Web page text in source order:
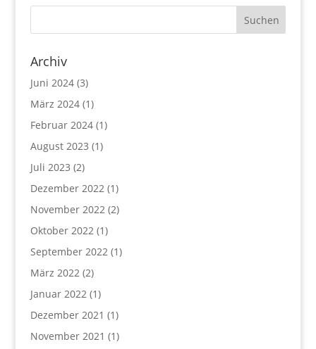
Archiv
Juni 2024(3)
März 2024(1)
Februar 2024(1)
August 2023 (1)
Juli 2023 (2)
Dezember 2022 (1)
November 2022 (2)
Oktober 2022 (1)
September 2022 (1)
März 2022 (2)
Januar 2022 (1)
Dezember 2021 (1)
November 2021 (1)